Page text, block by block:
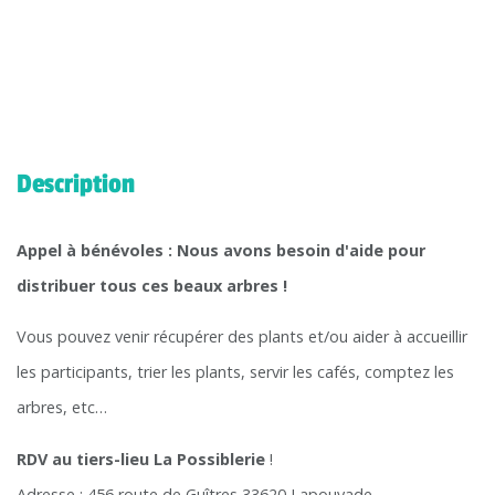
Description
Appel à bénévoles : Nous avons besoin d'aide pour
distribuer tous ces beaux arbres !
Vous pouvez venir récupérer des plants et/ou aider à accueillir
les participants, trier les plants, servir les cafés, comptez les
arbres, etc…
RDV au tiers-lieu La Possiblerie !